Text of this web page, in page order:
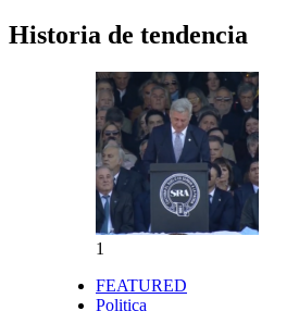
Historia de tendencia
1
FEATURED
Politica